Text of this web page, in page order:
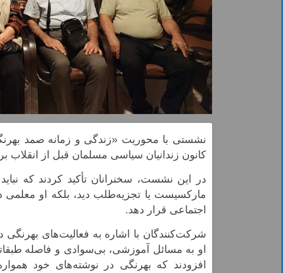
کانون زندانیان سیاسی مسلمان قبل از انقلاب
در این نشست، سخنرانان تأکید کردند که
مارکسیست یا تجزیه‌طلب دید، بلکه او معلمی
اجتماعی قرار دهد.
شرکت‌کنندگان با اشاره به فعالیت‌های بهرنگی
او به مسائل آموزشی، بی‌سوادی و فاصله
افزودند که بهرنگی در نوشته‌های خود